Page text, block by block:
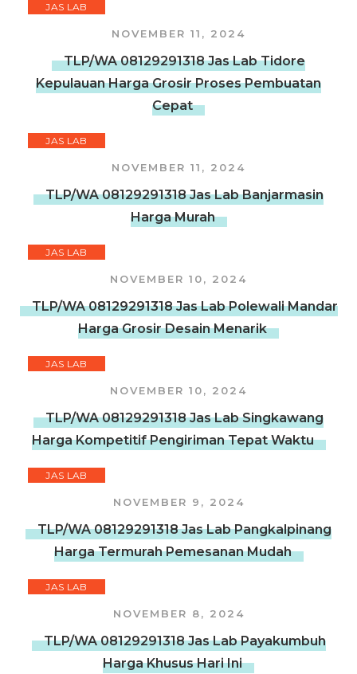
JAS LAB
NOVEMBER 11, 2024
TLP/WA 08129291318 Jas Lab Tidore
Kepulauan Harga Grosir Proses Pembuatan
Cepat
JAS LAB
NOVEMBER 11, 2024
TLP/WA 08129291318 Jas Lab Banjarmasin
Harga Murah
JAS LAB
NOVEMBER 10, 2024
TLP/WA 08129291318 Jas Lab Polewali Mandar
Harga Grosir Desain Menarik
JAS LAB
NOVEMBER 10, 2024
TLP/WA 08129291318 Jas Lab Singkawang
Harga Kompetitif Pengiriman Tepat Waktu
JAS LAB
NOVEMBER 9, 2024
TLP/WA 08129291318 Jas Lab Pangkalpinang
Harga Termurah Pemesanan Mudah
JAS LAB
NOVEMBER 8, 2024
TLP/WA 08129291318 Jas Lab Payakumbuh
Harga Khusus Hari Ini